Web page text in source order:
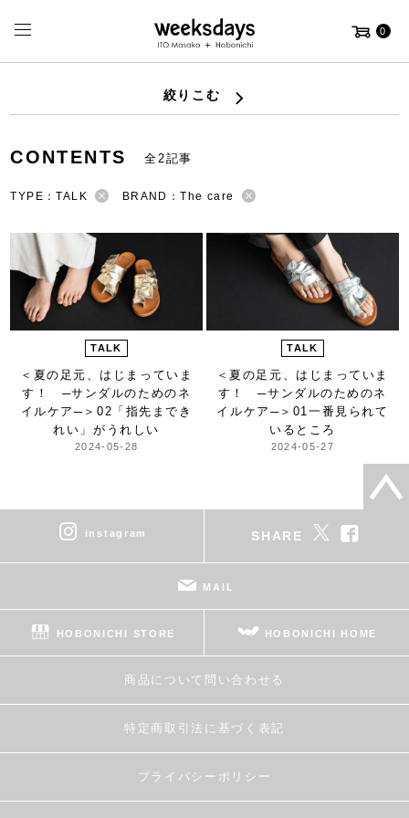
0
絞りこむ
CONTENTS 全2記事
TYPE：TALK BRAND：The care
TALK
＜夏の足元、はじまっていま
す！ ─サンダルのためのネ
イルケア─＞02「指先までき
れい」がうれしい
2024-05-28
TALK
＜夏の足元、はじまっていま
す！ ─サンダルのためのネ
イルケア─＞ 01一番見られて
いるところ
2024-05-27
instagram SHARE
MAIL
HOBONICHI STORE HOBONICHI HOME
商品について問い合わせる
特定商取引法に基づく表記
プライバシーポリシー